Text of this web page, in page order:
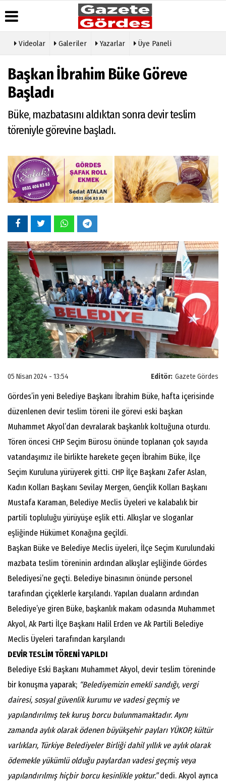
Haber
Arşivi
Gazete
Günün
Haberleri
Durumu
Anketler
Yazarları
Galeri
İletişim
Gizlilik
Videolar Galeriler Yazarlar Üye Paneli
Başkan İbrahim Büke Göreve
Başladı
Büke, mazbatasını aldıktan sonra devir teslim
töreniyle görevine başladı.
Editör: Gazete Gördes
05 Nisan 2024 - 13:54
Gördes’in yeni Belediye Başkanı İbrahim Büke, hafta içerisinde
düzenlenen devir teslim töreni ile görevi eski başkan
Muhammet Akyol’dan devralarak başkanlık koltuğuna oturdu.
Tören öncesi CHP Seçim Bürosu önünde toplanan çok sayıda
vatandaşımız ile birlikte harekete geçen İbrahim Büke, İlçe
Seçim Kuruluna yürüyerek gitti. CHP İlçe Başkanı Zafer Aslan,
Kadın Kolları Başkanı Sevilay Mergen, Gençlik Kolları Başkanı
Mustafa Karaman, Belediye Meclis Üyeleri ve kalabalık bir
partili topluluğu yürüyüşe eşlik etti. Alkışlar ve sloganlar
eşliğinde Hükümet Konağına geçildi.
Başkan Büke ve Belediye Meclis üyeleri, İlçe Seçim Kurulundaki
mazbata teslim töreninin ardından alkışlar eşliğinde Gördes
Belediyesi’ne geçti. Belediye binasının önünde personel
tarafından çiçeklerle karşılandı. Yapılan duaların ardından
Belediye’ye giren Büke, başkanlık makam odasında Muhammet
Akyol, Ak Parti İlçe Başkanı Halil Erden ve Ak Partili Belediye
Meclis Üyeleri tarafından karşılandı
DEVİR TESLİM TÖRENİ YAPILDI
Belediye Eski Başkanı Muhammet Akyol, devir teslim töreninde
bir konuşma yaparak; “Belediyemizin emekli sandığı, vergi
dairesi, sosyal güvenlik kurumu ve vadesi geçmiş ve
yapılandırılmış tek kuruş borcu bulunmamaktadır. Aynı
zamanda aylık olarak ödenen büyükşehir payları YÜKOP, kültür
varlıkları, Türkiye Belediyeler Birliği dahil yıllık ve aylık olarak
ödemekle yükümlü olduğu paylardan vadesi geçmiş veya
yapılandırılmış hiçbir borcu kesinlikle yoktur.”dedi. Akyol ayrıca